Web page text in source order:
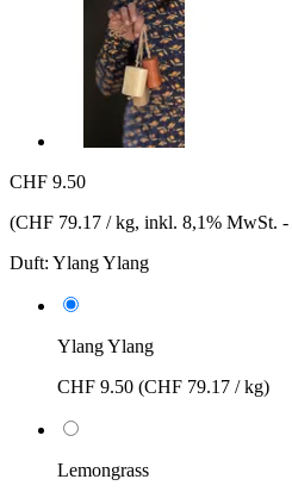
CHF 9.50
(CHF 79.17 / kg, inkl. 8,1% MwSt. -
Duft: Ylang Ylang
Ylang Ylang
CHF 9.50 (CHF 79.17 / kg)
Lemongrass